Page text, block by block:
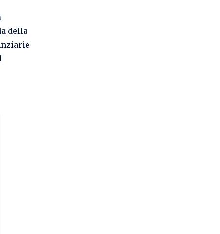
della